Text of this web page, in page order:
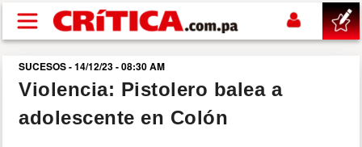
Pasar al contenido principal
buscar
SUCESOS
SUCESOS - 14/12/23 - 08:30 AM
Violencia: Pistolero balea a
adolescente en Colón